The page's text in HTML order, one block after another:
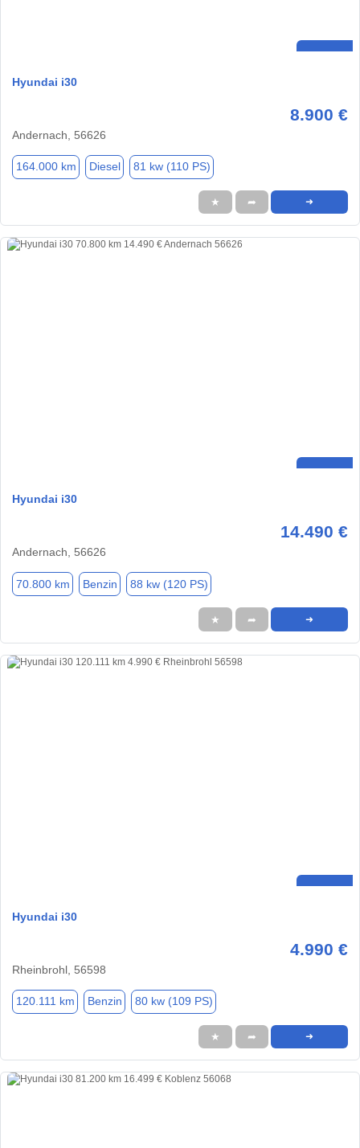
Hyundai i30
8.900 €
Andernach, 56626
164.000 km Diesel 81 kw (110 PS)
★ ➦ ➜
Hyundai i30
14.490 €
Andernach, 56626
70.800 km Benzin 88 kw (120 PS)
★ ➦ ➜
Hyundai i30
4.990 €
Rheinbrohl, 56598
120.111 km Benzin 80 kw (109 PS)
★ ➦ ➜